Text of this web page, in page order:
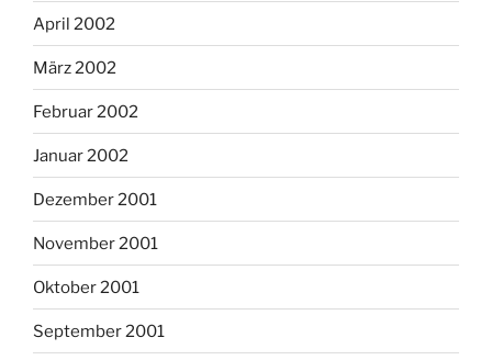
April 2002
März 2002
Februar 2002
Januar 2002
Dezember 2001
November 2001
Oktober 2001
September 2001